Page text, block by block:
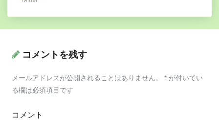
コメントを残す
メールアドレスが公開されることはありません。 * が付いてい
る欄は必須項目です
コメント